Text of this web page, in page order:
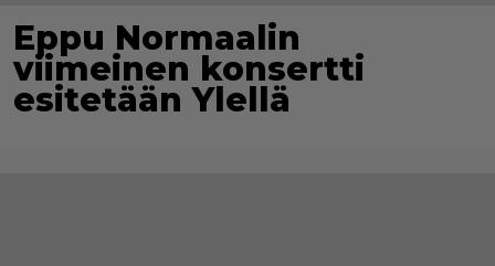
Eppu Normaalin
viimeinen konsertti
esitetään Ylellä